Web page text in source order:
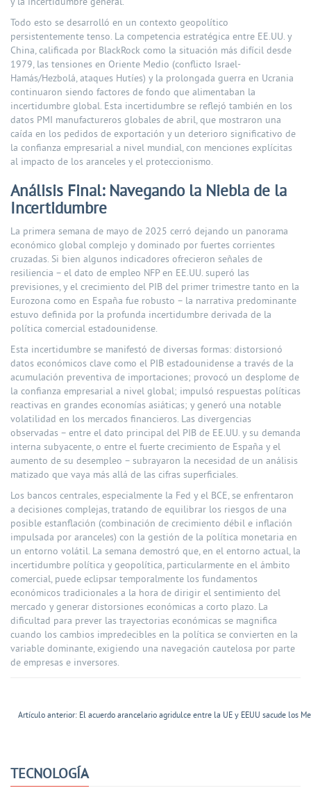
Todo esto se desarrolló en un contexto geopolítico
persistentemente tenso. La competencia estratégica entre EE.UU. y
China, calificada por BlackRock como la situación más difícil desde
1979, las tensiones en Oriente Medio (conflicto Israel-
Hamás/Hezbolá, ataques Hutíes) y la prolongada guerra en Ucrania
continuaron siendo factores de fondo que alimentaban la
incertidumbre global. Esta incertidumbre se reflejó también en los
datos PMI manufactureros globales de abril, que mostraron una
caída en los pedidos de exportación y un deterioro significativo de
la confianza empresarial a nivel mundial, con menciones explícitas
al impacto de los aranceles y el proteccionismo.
Análisis Final: Navegando la Niebla de la
Incertidumbre
La primera semana de mayo de 2025 cerró dejando un panorama
económico global complejo y dominado por fuertes corrientes
cruzadas. Si bien algunos indicadores ofrecieron señales de
resiliencia – el dato de empleo NFP en EE.UU. superó las
previsiones, y el crecimiento del PIB del primer trimestre tanto en la
Eurozona como en España fue robusto – la narrativa predominante
estuvo definida por la profunda incertidumbre derivada de la
política comercial estadounidense.
Esta incertidumbre se manifestó de diversas formas: distorsionó
datos económicos clave como el PIB estadounidense a través de la
acumulación preventiva de importaciones; provocó un desplome de
la confianza empresarial a nivel global; impulsó respuestas políticas
reactivas en grandes economías asiáticas; y generó una notable
volatilidad en los mercados financieros. Las divergencias
observadas – entre el dato principal del PIB de EE.UU. y su demanda
interna subyacente, o entre el fuerte crecimiento de España y el
aumento de su desempleo – subrayaron la necesidad de un análisis
matizado que vaya más allá de las cifras superficiales.
Los bancos centrales, especialmente la Fed y el BCE, se enfrentaron
a decisiones complejas, tratando de equilibrar los riesgos de una
posible estanflación (combinación de crecimiento débil e inflación
impulsada por aranceles) con la gestión de la política monetaria en
un entorno volátil. La semana demostró que, en el entorno actual, la
incertidumbre política y geopolítica, particularmente en el ámbito
comercial, puede eclipsar temporalmente los fundamentos
económicos tradicionales a la hora de dirigir el sentimiento del
mercado y generar distorsiones económicas a corto plazo. La
dificultad para prever las trayectorias económicas se magnifica
cuando los cambios impredecibles en la política se convierten en la
variable dominante, exigiendo una navegación cautelosa por parte
de empresas e inversores.
Artículo anterior: El acuerdo arancelario agridulce entre la UE y EEUU sacude los
TECNOLOGÍA